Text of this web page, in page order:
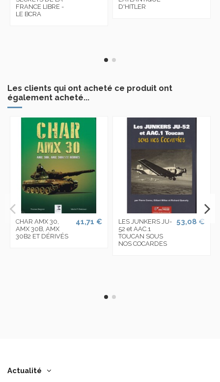
FRANCE LIBRE -
LE BCRA
D'HITLER
Les clients qui ont acheté ce produit ont
également acheté...
CHAR AMX 30,
AMX 30B, AMX
30B2 ET DÉRIVÉS
41,71 €
LES JUNKERS JU-
52 et AAC.1
TOUCAN SOUS
NOS COCARDES
53,08 €
Actualité